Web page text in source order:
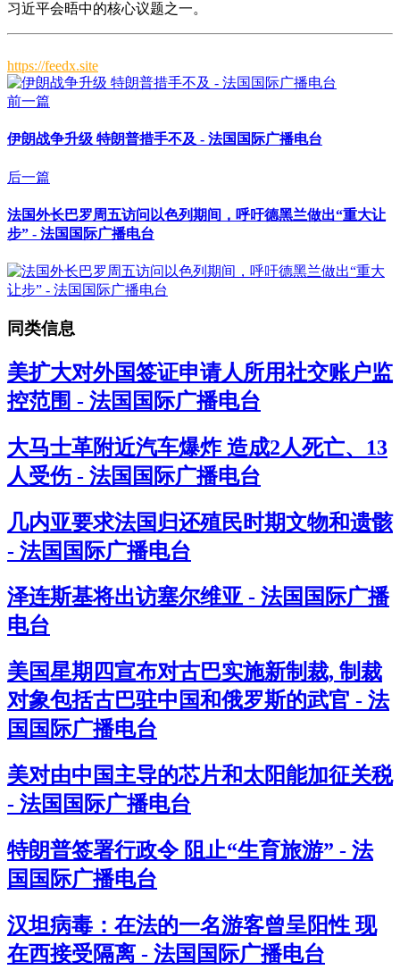
习近平会晤中的核心议题之一。
https://feedx.site
前一篇
伊朗战争升级 特朗普措手不及 - 法国国际广播电台
后一篇
法国外长巴罗周五访问以色列期间，呼吁德黑兰做出“重大让
步” - 法国国际广播电台
同类信息
美扩大对外国签证申请人所用社交账户监
控范围 - 法国国际广播电台
大马士革附近汽车爆炸 造成2人死亡、13
人受伤 - 法国国际广播电台
几内亚要求法国归还殖民时期文物和遗骸
- 法国国际广播电台
泽连斯基将出访塞尔维亚 - 法国国际广播
电台
美国星期四宣布对古巴实施新制裁, 制裁
对象包括古巴驻中国和俄罗斯的武官 - 法
国国际广播电台
美对由中国主导的芯片和太阳能加征关税
- 法国国际广播电台
特朗普签署行政令 阻止“生育旅游” - 法
国国际广播电台
汉坦病毒：在法的一名游客曾呈阳性 现
在西接受隔离 - 法国国际广播电台